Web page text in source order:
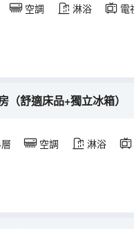
空調 淋浴 電
（舒適床品+獨立冰箱）
空調 淋浴